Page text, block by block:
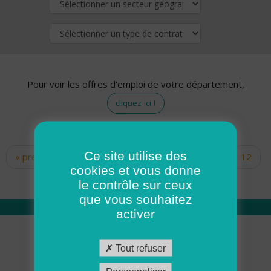
Pour voir les offres d'emploi de votre département,
cliquez ici !
Pages
« premier ‹ précédent … 10
12
14 15 16 17
Qui sommes nous
Académie ADMR
Ce site utilise des
cookies et vous donne
le contrôle sur ceux
que vous souhaitez
activer
Tout refuser